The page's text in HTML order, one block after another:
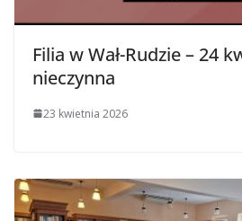
Filia w Wał-Rudzie – 24
nieczynna
23 kwietnia 2026